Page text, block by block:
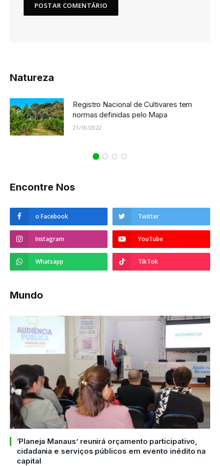
Natureza
Registro Nacional de Cultivares tem
normas definidas pelo Mapa
21/10/2022
Encontre Nos
o Facebook Twitter
Instagram YouTube
Whatsapp TikTok
Mundo
‘Planeja Manaus’ reunirá orçamento participativo,
cidadania e serviços públicos em evento inédito na
capital